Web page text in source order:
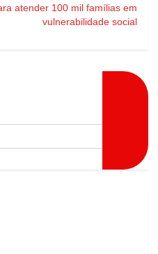
atender 100 mil famílias em
vulnerabilidade social